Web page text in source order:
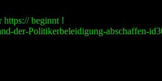
https:// beginnt !
der-Politikerbeleidigung-abschaffen-